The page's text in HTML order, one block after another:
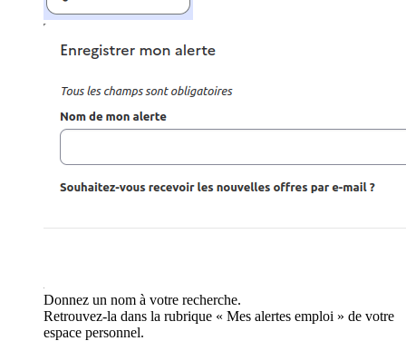
Donnez un nom à votre recherche.
Retrouvez-la dans la rubrique « Mes alertes emploi » de votre
espace personnel.